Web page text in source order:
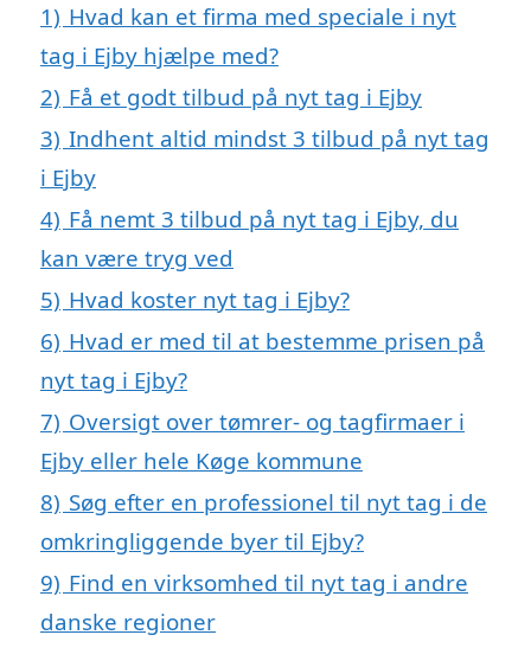
1) Hvad kan et firma med speciale i nyt
tag i Ejby hjælpe med?
2) Få et godt tilbud på nyt tag i Ejby
3) Indhent altid mindst 3 tilbud på nyt tag
i Ejby
4) Få nemt 3 tilbud på nyt tag i Ejby, du
kan være tryg ved
5) Hvad koster nyt tag i Ejby?
6) Hvad er med til at bestemme prisen på
nyt tag i Ejby?
7) Oversigt over tømrer- og tagfirmaer i
Ejby eller hele Køge kommune
8) Søg efter en professionel til nyt tag i de
omkringliggende byer til Ejby?
9) Find en virksomhed til nyt tag i andre
danske regioner